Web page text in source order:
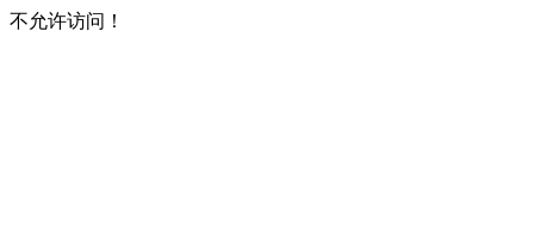
不允许访问！